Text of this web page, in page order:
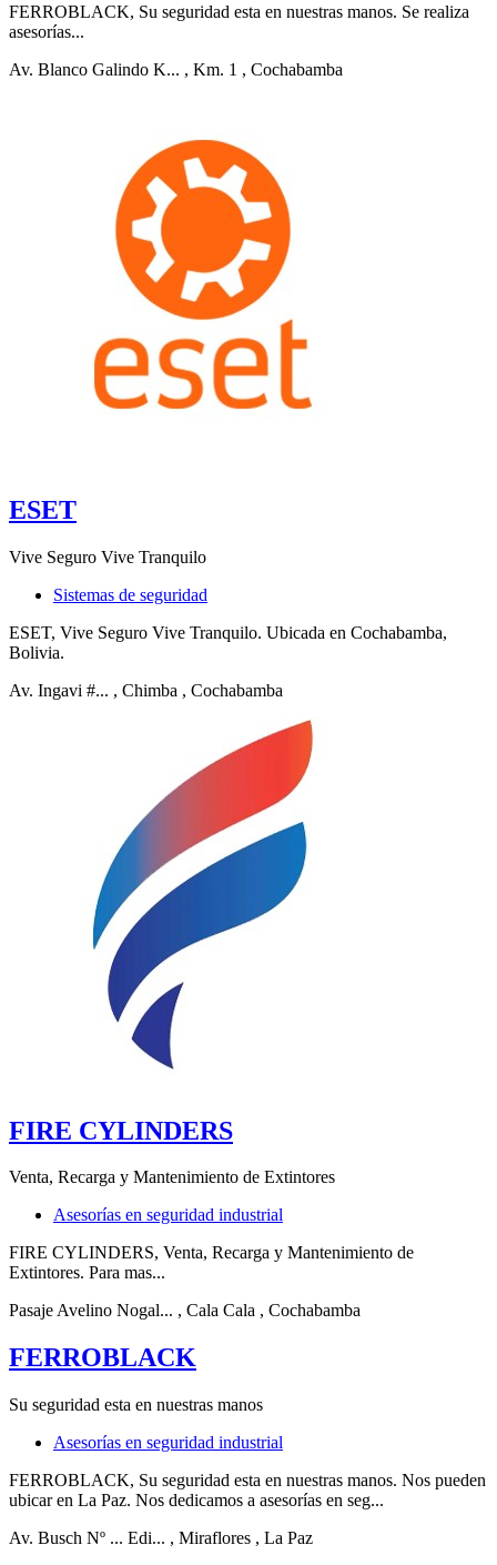
FERROBLACK, Su seguridad esta en nuestras manos. Se realiza
asesorías...
Av. Blanco Galindo K... , Km. 1 , Cochabamba
ESET
Vive Seguro Vive Tranquilo
Sistemas de seguridad
ESET, Vive Seguro Vive Tranquilo. Ubicada en Cochabamba,
Bolivia.
Av. Ingavi #... , Chimba , Cochabamba
FIRE CYLINDERS
Venta, Recarga y Mantenimiento de Extintores
Asesorías en seguridad industrial
FIRE CYLINDERS, Venta, Recarga y Mantenimiento de
Extintores. Para mas...
Pasaje Avelino Nogal... , Cala Cala , Cochabamba
FERROBLACK
Su seguridad esta en nuestras manos
Asesorías en seguridad industrial
FERROBLACK, Su seguridad esta en nuestras manos. Nos pueden
ubicar en La Paz. Nos dedicamos a asesorías en seg...
Av. Busch Nº ... Edi... , Miraflores , La Paz